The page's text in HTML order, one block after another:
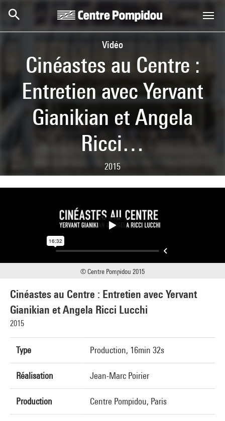
Vidéo
Cinéastes au Centre :
Entretien avec Yervant
Gianikian et Angela
Ricci…
2015
Cinéastes au Centre : Entretien avec Yervant
Gianikian et Angela Ricci Lucchi
2015
Type Production, 16min 32s
Réalisation Jean-Marc Poirier
Production Centre Pompidou, Paris
© Centre Pompidou 2015